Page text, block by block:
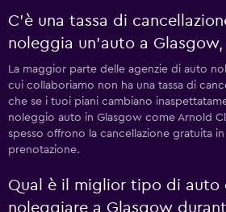
C'è una tassa di
noleggia un'auto a Glasgow,
La maggior parte delle agenzie di auto
cui collaboriamo non ha una tassa di
che se i tuoi piani cambiano
noleggio auto in Glasgow come Arnold
spesso offrono la cancellazione gratuita
prenotazione.
Qual è il miglior tipo di auto
noleggiare a Glasgow